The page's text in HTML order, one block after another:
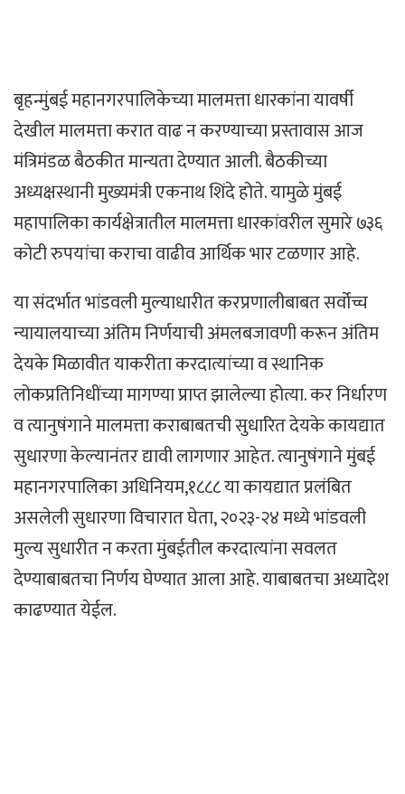
बृहन्मुंबई महानगरपालिकेच्या मालमत्ता धारकांना यावर्षी
देखील मालमत्ता करात वाढ न करण्याच्या प्रस्तावास आज
मंत्रिमंडळ बैठकीत मान्यता देण्यात आली. बैठकीच्या
अध्यक्षस्थानी मुख्यमंत्री एकनाथ शिंदे होते. यामुळे मुंबई
महापालिका कार्यक्षेत्रातील मालमत्ता धारकांवरील सुमारे ७३६
कोटी रुपयांचा कराचा वाढीव आर्थिक भार टळणार आहे.
या संदर्भात भांडवली मुल्याधारीत करप्रणालीबाबत सर्वोच्च
न्यायालयाच्या अंतिम निर्णयाची अंमलबजावणी करून अंतिम
देयके मिळावीत याकरीता करदात्यांच्या व स्थानिक
लोकप्रतिनिधींच्या मागण्या प्राप्त झालेल्या होत्या. कर निर्धारण
व त्यानुषंगाने मालमत्ता कराबाबतची सुधारित देयके कायद्यात
सुधारणा केल्यानंतर द्यावी लागणार आहेत. त्यानुषंगाने मुंबई
महानगरपालिका अधिनियम,१८८८ या कायद्यात प्रलंबित
असलेली सुधारणा विचारात घेता, २०२३-२४ मध्ये भांडवली
मुल्य सुधारीत न करता मुंबईतील करदात्यांना सवलत
देण्याबाबतचा निर्णय घेण्यात आला आहे. याबाबतचा अध्यादेश
काढण्यात येईल.